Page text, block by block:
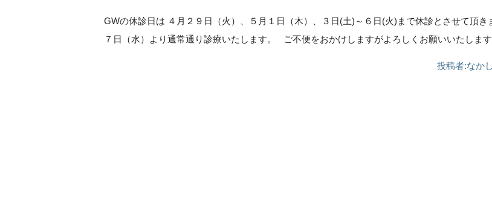
GWの休診日は ４月２９日（火）、５月１日（木）、３日(土)～６日(火)まで休診とさせて頂き
７日（水）より通常通り診療いたします。 ご不便をおかけしますがよろしくお願いいたします
投稿者:なか